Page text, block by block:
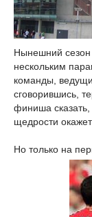
Нынешний сезон
нескольким
команды,
сговорившись,
финиша сказать,
щедрости
Но только на